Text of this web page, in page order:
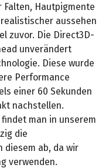
Hautpigmente
aussehen
zuvor. Die Direct3D-
unverändert
Diese wurde
Performance
einer 60 Sekunden
nachstellen.
man in unserem
die
diesem ab, da wir
verwenden.